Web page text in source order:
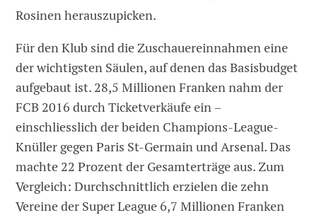
Rosinen herauszupicken.
Für den Klub sind die Zuschauereinnahmen eine
der wichtigsten Säulen, auf denen das Basisbudget
aufgebaut ist. 28,5 Millionen Franken nahm der
FCB 2016 durch Ticketverkäufe ein –
einschliesslich der beiden Champions-League-
Knüller gegen Paris St-Germain und Arsenal. Das
machte 22 Prozent der Gesamterträge aus. Zum
Vergleich: Durchschnittlich erzielen die zehn
Vereine der Super League 6,7 Millionen Franken